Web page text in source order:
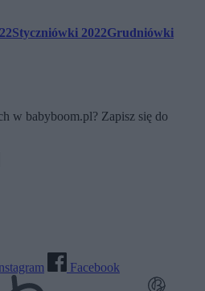
Styczniówki 2022Grudniówki
w babyboom.pl? Zapisz się do
Facebook